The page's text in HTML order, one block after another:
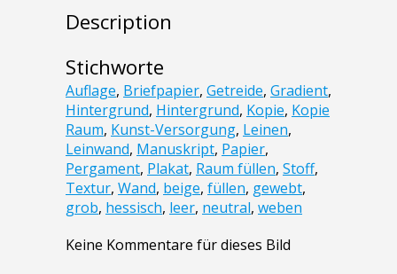
Description
Stichworte
Auflage, Briefpapier, Getreide, Gradient,
Hintergrund, Hintergrund, Kopie, Kopie
Raum, Kunst-Versorgung, Leinen,
Leinwand, Manuskript, Papier,
Pergament, Plakat, Raum füllen, Stoff,
Textur, Wand, beige, füllen, gewebt,
grob, hessisch, leer, neutral, weben
Keine Kommentare für dieses Bild